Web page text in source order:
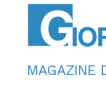
MAGAZINE